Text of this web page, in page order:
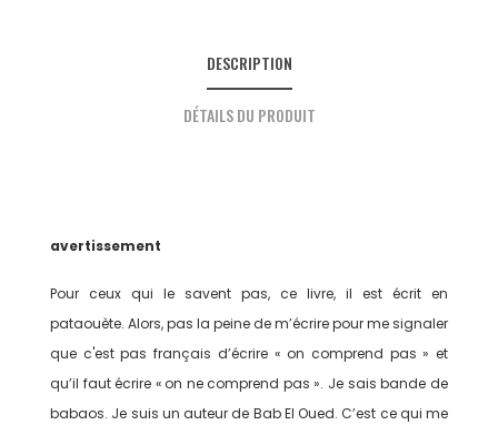
DESCRIPTION
DÉTAILS DU PRODUIT
avertissement
Pour ceux qui le savent pas, ce livre, il est écrit en
pataouète. Alors, pas la peine de m’écrire pour me signaler
que c'est pas français d’écrire « on comprend pas » et
qu’il faut écrire « on ne comprend pas ». Je sais bande de
babaos. Je suis un auteur de Bab El Oued. C’est ce qui me